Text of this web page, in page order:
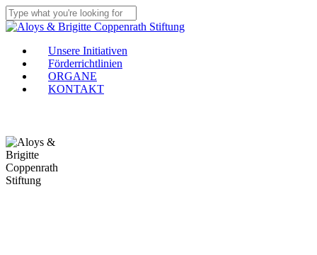
Skip
to
content
Close
Menu
Unsere Initiativen
Förderrichtlinien
ORGANE
KONTAKT